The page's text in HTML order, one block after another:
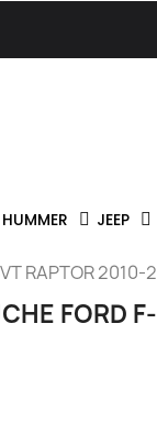
HUMMER JEEP
RAPTOR 2010-
FORD